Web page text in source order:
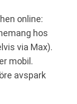
online:
hos
via Max).
mobil.
avspark